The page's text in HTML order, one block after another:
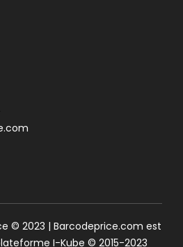
© 2023 | Barcodeprice.com est
I-Kube © 2015-2023